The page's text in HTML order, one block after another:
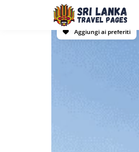
Aggiungi ai preferiti